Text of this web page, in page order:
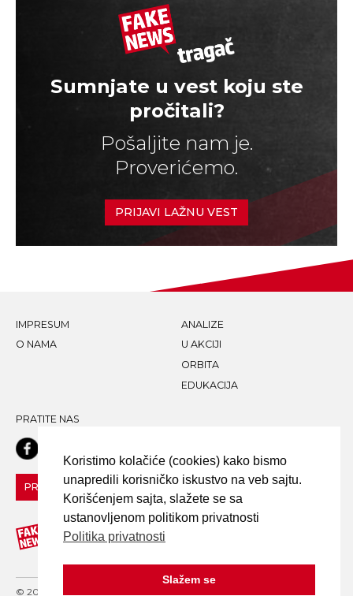
Sumnjate u vest koju ste
pročitali?
Pošaljite nam je.
Proverićemo.
PRIJAVI LAŽNU VEST
IMPRESUM
O NAMA
ANALIZE
U AKCIJI
ORBITA
EDUKACIJA
PRATITE NAS
PRIJAVI LAŽNU VEST!
© 2020 FAKE NEWS TRAGAČ - ALL RIGHTS RESERVED. DESIGN
Koristimo kolačiće (cookies) kako bismo
unapredili korisničko iskustvo na veb sajtu.
Korišćenjem sajta, slažete se sa
ustanovljenom politikom privatnosti
Politika privatnosti
Slažem se